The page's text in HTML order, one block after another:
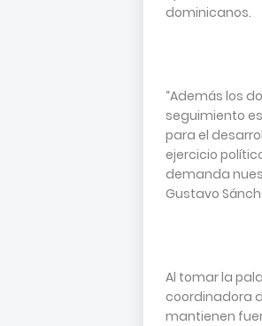
dominicanos.
“Además los
seguimiento
para el
ejercicio
demanda
Gustavo
Al tomar la
coordinadora
mantienen